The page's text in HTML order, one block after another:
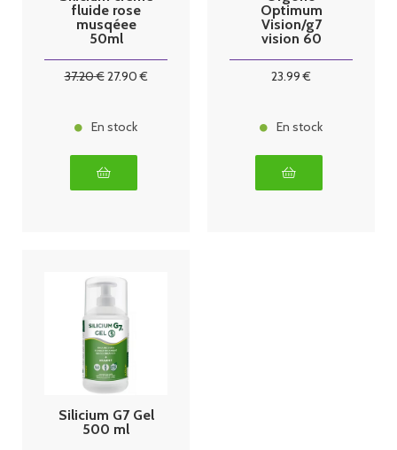
fluide rose
musqéee
50ml
37.20€27.90€
En stock
Optimum
Vision/g7
vision 60
23.99 €
En stock
Silicium G7 Gel
500 ml